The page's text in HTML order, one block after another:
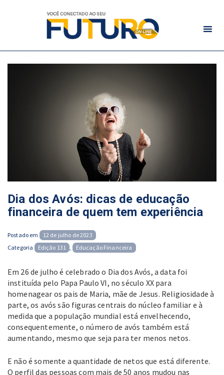
Dia dos Avós: dicas de educação
financeira de quem tem experiência
Postado em Posted
on
12 de julho de 2023
Categoria
Edição 131 , Educação Financeira
Em 26 de julho é celebrado o Dia dos Avós, a data foi
instituída pelo Papa Paulo VI, no século XX para
homenagear os pais de Maria, mãe de Jesus. Religiosidade à
parte, os avós são figuras centrais do núcleo familiar e à
medida que a população mundial está envelhecendo,
consequentemente, o número de avós também está
aumentando, mesmo que seja para ter menos netos.
E não é somente a quantidade de netos que está diferente.
O perfil das pessoas com mais de 50 anos mudou nas